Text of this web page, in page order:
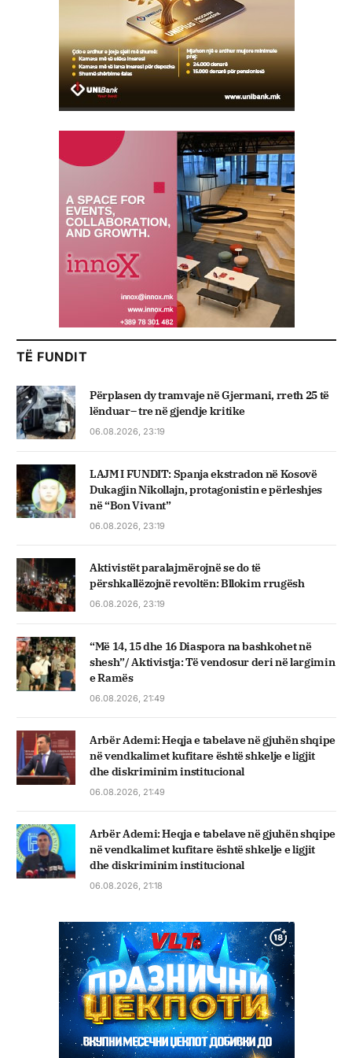
TË FUNDIT
Përplasen dy tramvaje në Gjermani, rreth 25 të
lënduar– tre në gjendje kritike
06.08.2026, 23:19
LAJM I FUNDIT: Spanja ekstradon në Kosovë
Dukagjin Nikollajn, protagonistin e përleshjes
në “Bon Vivant”
06.08.2026, 23:19
Aktivistët paralajmërojnë se do të
përshkallëzojnë revoltën: Bllokim rrugësh
06.08.2026, 23:19
“Më 14, 15 dhe 16 Diaspora na bashkohet në
shesh”/ Aktivistja: Të vendosur deri në largimin
e Ramës
06.08.2026, 21:49
Arbër Ademi: Heqja e tabelave në gjuhën shqipe
në vendkalimet kufitare është shkelje e ligjit
dhe diskriminim institucional
06.08.2026, 21:49
Arbër Ademi: Heqja e tabelave në gjuhën shqipe
në vendkalimet kufitare është shkelje e ligjit
dhe diskriminim institucional
06.08.2026, 21:18